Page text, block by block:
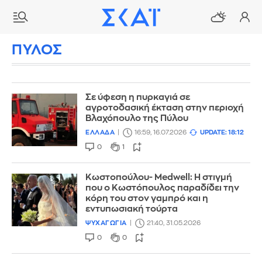
ΠΥΛΟΣ
Σε ύφεση η πυρκαγιά σε
αγροτοδασική έκταση στην περιοχή
Βλαχόπουλο της Πύλου
ΕΛΛΑΔΑ 16:59, 16.07.2026 UPDATE: 18:12
0 1
Κωστοπούλου- Medwell: Η στιγμή
που ο Κωστόπουλος παραδίδει την
κόρη του στον γαμπρό και η
εντυπωσιακή τούρτα
ΨΥΧΑΓΩΓΙΑ 21:40, 31.05.2026
0 0